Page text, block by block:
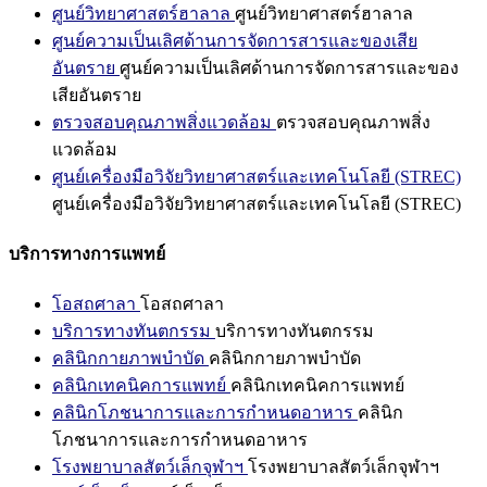
ศูนย์วิทยาศาสตร์ฮาลาล ศูนย์วิทยาศาสตร์ฮาลาล
ศูนย์ความเป็นเลิศด้านการจัดการสารและของเสีย
อันตราย ศูนย์ความเป็นเลิศด้านการจัดการสารและของ
เสียอันตราย
ตรวจสอบคุณภาพสิ่งแวดล้อม ตรวจสอบคุณภาพสิ่ง
แวดล้อม
ศูนย์เครื่องมือวิจัยวิทยาศาสตร์และเทคโนโลยี (STREC)
ศูนย์เครื่องมือวิจัยวิทยาศาสตร์และเทคโนโลยี (STREC)
บริการทางการแพทย์
โอสถศาลา โอสถศาลา
บริการทางทันตกรรม บริการทางทันตกรรม
คลินิกกายภาพบำบัด คลินิกกายภาพบำบัด
คลินิกเทคนิคการแพทย์ คลินิกเทคนิคการแพทย์
คลินิกโภชนาการและการกำหนดอาหาร คลินิก
โภชนาการและการกำหนดอาหาร
โรงพยาบาลสัตว์เล็กจุฬาฯ โรงพยาบาลสัตว์เล็กจุฬาฯ